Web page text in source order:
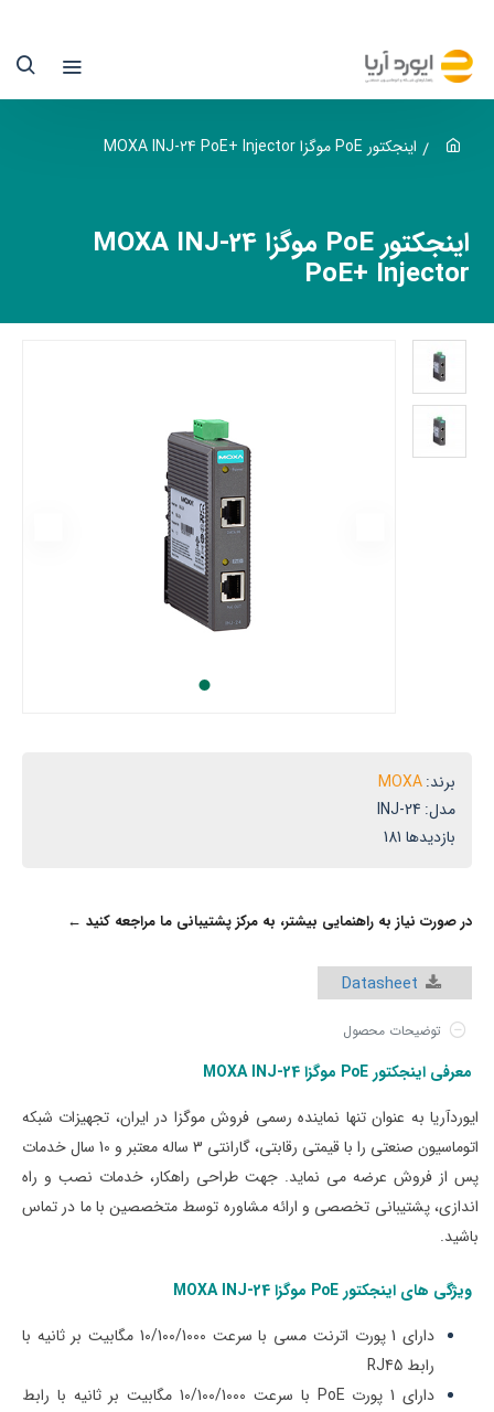
PoE
موگزا
MOXA
24
ایوردآریا
تنها
نماینده
رسمی
اینجکتور PoE موگزا MOXA INJ-24 PoE+ Injector
اینجکتور PoE موگزا MOXA INJ-24
PoE+ Injector
برند:MOXA
مدل: INJ-24
بازدیدها 181
در صورت نیاز به راهنمایی بیشتر، به مرکز پشتیبانی ما مراجعه کنید ←
Datasheet
توضیحات محصول
معرفی اینجکتور PoE موگزا MOXA INJ-24
ایوردآریا به عنوان تنها نماینده رسمی فروش موگزا در ایران، تجهیزات شبکه
اتوماسیون صنعتی را با قیمتی‌ رقابتی، گارانتی 3 ساله معتبر و 10 سال خدمات
پس از فروش عرضه می نماید. جهت طراحی راهکار، خدمات نصب و راه
اندازی، پشتیبانی تخصصی و ارائه مشاوره توسط متخصصین با ما در تماس
باشید.
ویژگی های اینجکتور PoE موگزا MOXA INJ-24
دارای 1 پورت اترنت مسی با سرعت 10/100/1000 مگابیت بر ثانیه با
رابط RJ45
دارای 1 پورت PoE با سرعت 10/100/1000 مگابیت بر ثانیه با رابط